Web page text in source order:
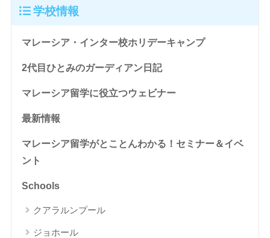
学校情報
マレーシア・インター校ホリデーキャンプ
2代目ひとみのガーディアン日記
マレーシア留学に役立つウェビナー
最新情報
マレーシア留学がとことんわかる！セミナー＆イベ
ント
Schools
クアラルンプール
ジョホール